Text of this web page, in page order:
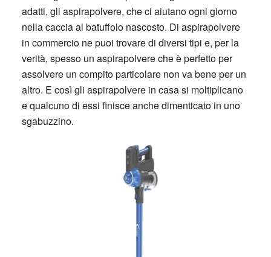
adatti, gli aspirapolvere, che ci aiutano ogni giorno
nella caccia al batuffolo nascosto. Di aspirapolvere
in commercio ne puoi trovare di diversi tipi e, per la
verità, spesso un aspirapolvere che è perfetto per
assolvere un compito particolare non va bene per un
altro. E così gli aspirapolvere in casa si moltiplicano
e qualcuno di essi finisce anche dimenticato in uno
sgabuzzino.